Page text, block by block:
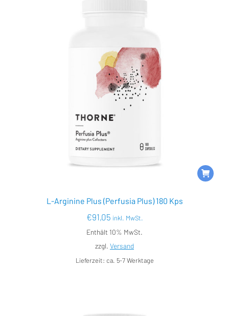
L-Arginine Plus (Perfusia Plus) 180 Kps
€91,05 inkl. MwSt.
Enthält 10% MwSt.
zzgl. Versand
Lieferzeit: ca. 5-7 Werktage